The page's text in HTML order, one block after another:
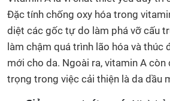
Đặc tính chống oxy hóa trong
diệt các gốc tự do làm phá vỡ cấu
làm chậm quá trình lão hóa và thúc
mới cho da. Ngoài ra, vitamin A
trọng trong việc cải thiện là da dầu